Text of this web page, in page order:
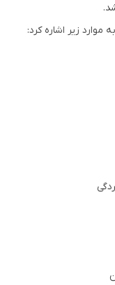
زیر اشاره کرد: